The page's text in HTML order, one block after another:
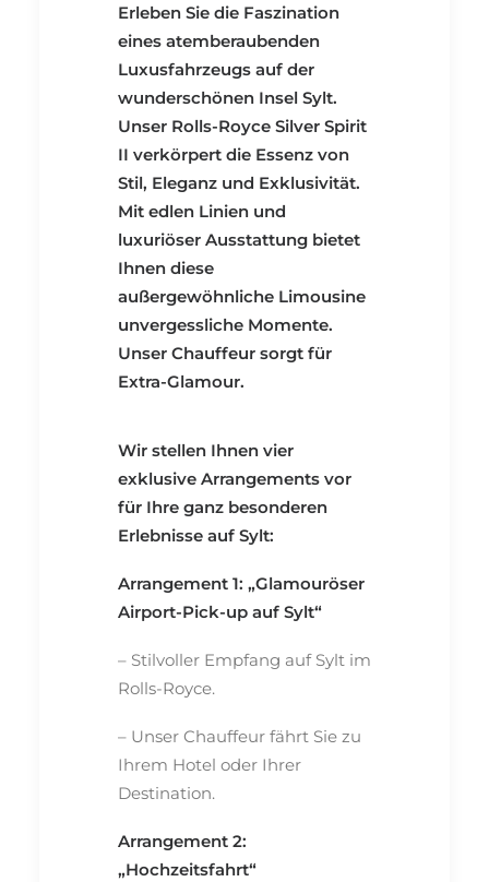
Erleben Sie die Faszination
eines atemberaubenden
Luxusfahrzeugs auf der
wunderschönen Insel Sylt.
Unser Rolls-Royce Silver Spirit
II verkörpert die Essenz von
Stil, Eleganz und Exklusivität.
Mit edlen Linien und
luxuriöser Ausstattung bietet
Ihnen diese
außergewöhnliche Limousine
unvergessliche Momente.
Unser Chauffeur sorgt für
Extra-Glamour.
Wir stellen Ihnen vier
exklusive Arrangements vor
für Ihre ganz besonderen
Erlebnisse auf Sylt:
Arrangement 1: „Glamouröser
Airport-Pick-up auf Sylt“
– Stilvoller Empfang auf Sylt im
Rolls-Royce.
– Unser Chauffeur fährt Sie zu
Ihrem Hotel oder Ihrer
Destination.
Arrangement 2:
„Hochzeitsfahrt“